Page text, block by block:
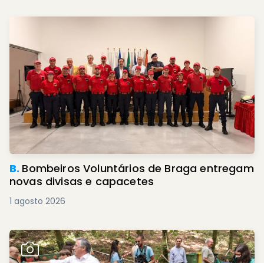
B. Bombeiros Voluntários de Braga entregam
novas divisas e capacetes
1 agosto 2026